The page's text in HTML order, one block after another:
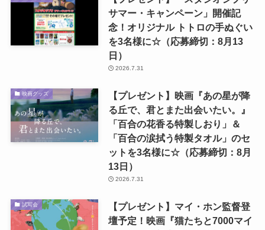
サマー・キャンペーン」開催記
念！オリジナル トトロの手ぬぐい
を3名様に☆（応募締切：8月13
日）
2026.7.31
映画グッズ
【プレゼント】映画『あの星が降
る丘で、君とまた出会いたい。』
「百合の花香る特製しおり」＆
「百合の涙拭う特製タオル」のセ
ットを3名様に☆（応募締切：8月
13日）
2026.7.31
試写会
【プレゼント】マイ・ホン監督登
壇予定！映画『猫たちと7000マイ